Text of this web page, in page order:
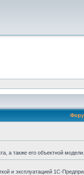
а также его объектной модели.
и эксплуатацией 1С-